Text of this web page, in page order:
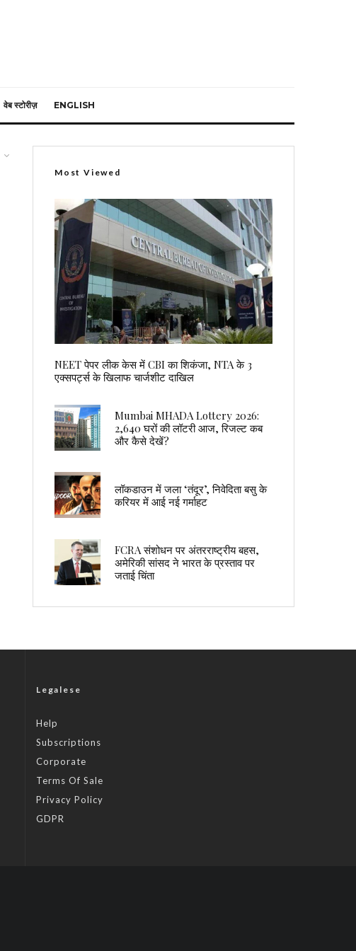
वेब स्टोरीज़ ENGLISH
Most Viewed
NEET पेपर लीक केस में CBI का शिकंजा, NTA के 3
एक्सपर्ट्स के खिलाफ चार्जशीट दाखिल
Mumbai MHADA Lottery 2026:
2,640 घरों की लॉटरी आज, रिजल्ट कब
और कैसे देखें?
लॉकडाउन में जला ‘तंदूर’, निवेदिता बसु के
करियर में आई नई गर्माहट
FCRA संशोधन पर अंतरराष्ट्रीय बहस,
अमेरिकी सांसद ने भारत के प्रस्ताव पर
जताई चिंता
Legalese
Help
Subscriptions
Corporate
Terms Of Sale
Privacy Policy
GDPR